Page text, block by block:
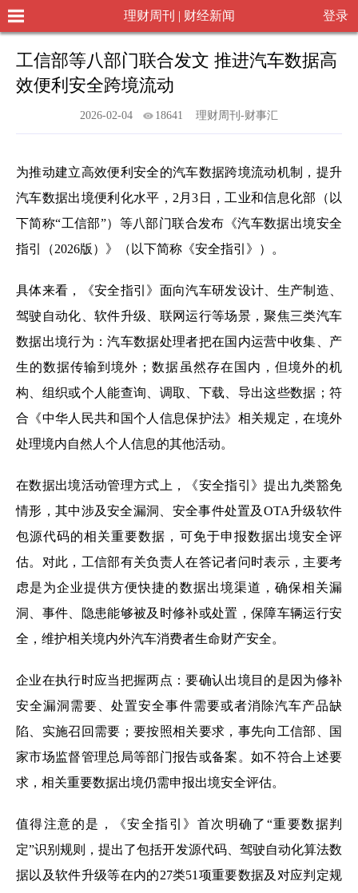
理财周刊 | 财经新闻 登录
工信部等八部门联合发文 推进汽车数据高
效便利安全跨境流动
2026-02-04 18641 理财周刊-财事汇
为推动建立高效便利安全的汽车数据跨境流动机制，提升
汽车数据出境便利化水平，2月3日，工业和信息化部（以
下简称“工信部”）等八部门联合发布《汽车数据出境安全
指引（2026版）》（以下简称《安全指引》）。
具体来看，《安全指引》面向汽车研发设计、生产制造、
驾驶自动化、软件升级、联网运行等场景，聚焦三类汽车
数据出境行为：汽车数据处理者把在国内运营中收集、产
生的数据传输到境外；数据虽然存在国内，但境外的机
构、组织或个人能查询、调取、下载、导出这些数据；符
合《中华人民共和国个人信息保护法》相关规定，在境外
处理境内自然人个人信息的其他活动。
在数据出境活动管理方式上，《安全指引》提出九类豁免
情形，其中涉及安全漏洞、安全事件处置及OTA升级软件
包源代码的相关重要数据，可免于申报数据出境安全评
估。对此，工信部有关负责人在答记者问时表示，主要考
虑是为企业提供方便快捷的数据出境渠道，确保相关漏
洞、事件、隐患能够被及时修补或处置，保障车辆运行安
全，维护相关境内外汽车消费者生命财产安全。
企业在执行时应当把握两点：要确认出境目的是因为修补
安全漏洞需要、处置安全事件需要或者消除汽车产品缺
陷、实施召回需要；要按照相关要求，事先向工信部、国
家市场监督管理总局等部门报告或备案。如不符合上述要
求，相关重要数据出境仍需申报出境安全评估。
值得注意的是，《安全指引》首次明确了“重要数据判
定”识别规则，提出了包括开发源代码、驾驶自动化算法数
据以及软件升级等在内的27类51项重要数据及对应判定规